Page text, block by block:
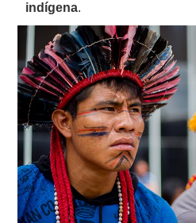
indígena.